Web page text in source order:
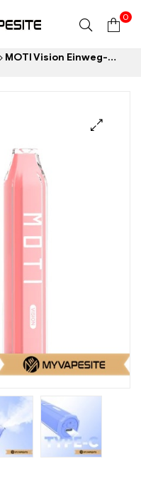
0
MOTI Vision Einweg-Vape 3500 Züge